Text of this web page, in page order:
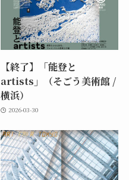
【終了】「能登と
artists」（そごう美術館 /
横浜）
2026-03-30